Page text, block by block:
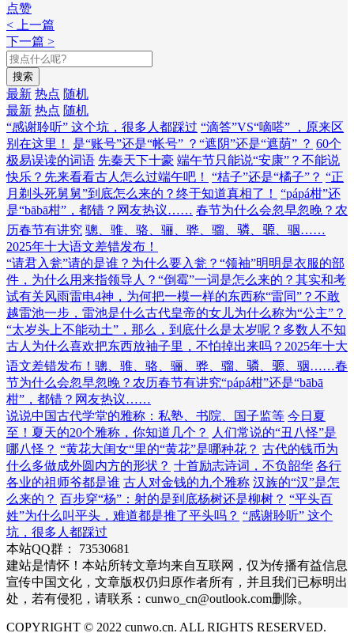
点赞
< 上一篇
下一篇 >
搜索
最新 热点 随机
最新 热点 随机
“感谢聆听” 这个坑，很多人都踩过 “滴答”VS“嘀嗒” ，原来区
别在这里！
是“账号”还是“帐号” ？“遮阴”还是“遮荫” ？ 60个
极易误读的词语 先秦天下十豪 端午节只能说“安康”？不能说
快乐？先来看看古人怎么过端午吧！
“桔子”还是“橘子”？ “正
月剃头死舅舅”到底怎么来的？终于知道真相了！
“pápá柑”还
是“bābā柑”，都错？网友热议…… 春节为什么会忽早忽晚？农
历春节有讲究 骢、骓、骆、骊、骅、骝、𬴊、𫘪、骃……
2025年十大语文差错发布！
“请君入瓮”请的是谁？为什么要入瓮？ “领袖”明明是衣服的部
件，为什么用来指领导人？ “倒霉”一词是怎么来的？其实和考
试有关风雨雷电4神，为何把一模一样的东西称“雷同”？ 不敢
越雷池一步，雷池是什么古代皇帝的女儿为什么称为“公主”？
“太岁头上不能动土”，那么，到底什么是太岁呢？多数人不知
古人为什么喜欢把东西放袖子里，不怕掉出来吗？ 2025年十大
语文差错发布！ 骢、骓、骆、骊、骅、骝、𬴊、𫘪、骃……春
节为什么会忽早忽晚？农历春节有讲究“pápá柑”还是“bābā
柑”，都错？网友热议……
说说中国古代学堂的雅称：私塾、书院、国子监等 今日夏
至！夏天的20个雅称，你知道几个？
人们常说的“丑八怪”是
哪八怪？ “黄花大闺女“里的“黄花”是哪种花？ 古代的钱币为
什么多做成外圆内方的形状？ 十首励志诗词，不负韶华 各行
各业的祖师爷都是谁 古人对金钱的九个雅称 汉族的“汉”是怎
么来的？ 百步穿“杨”：射的是到底杨树还是柳树？ “平头百
姓”为什么叫平头，难道都是推了平头吗？ “感谢聆听” 这个
坑，很多人都踩过
本站QQ群： 73530681
建站是情怀！本站所转文章均来自互联网，仅为传播有益信息
宣传中国文化，文章版权仍归原作者所有，并且我们已标明出
处，若有侵犯，请联系：cunwo_cn@outlook.com删除。
COPYRIGHT © 2022 cunwo.cn. ALL RIGHTS RESERVED.